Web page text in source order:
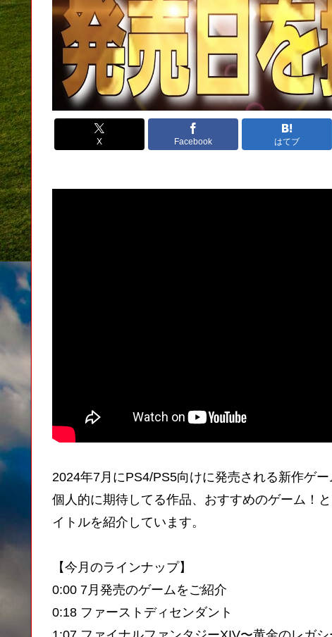
X Facebook はてブ
2024年7月にPS4/PS5向けに発売される新作ゲ
個人的に期待してる作品、おすすめのゲーム！
イトルを紹介しています。
【今月のラインナップ】
0:00 7月発売のゲームをご紹介
0:18 ファーストディセンダント